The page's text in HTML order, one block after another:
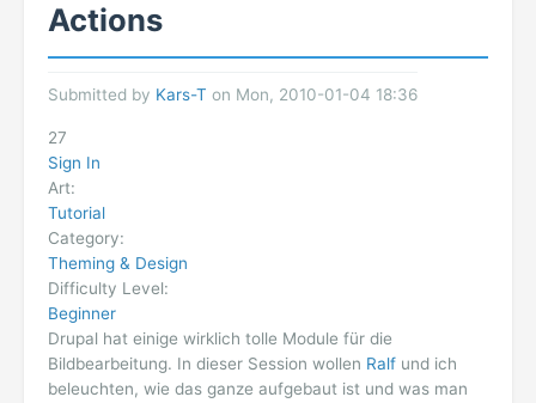
Actions
Submitted by Kars-T on Mon, 2010-01-04 18:36
27
Sign In
Art:
Tutorial
Category:
Theming & Design
Difficulty Level:
Beginner
Drupal hat einige wirklich tolle Module für die
Bildbearbeitung. In dieser Session wollen Ralf und ich
beleuchten, wie das ganze aufgebaut ist und was man